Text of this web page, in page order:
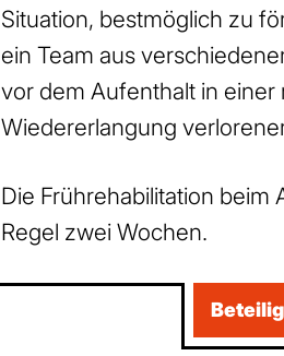
Situation, bestmöglich zu
ein Team aus
vor dem Aufenthalt in einer
Wiedererlangung
Die Frührehabilitation beim
Regel zwei Wochen.